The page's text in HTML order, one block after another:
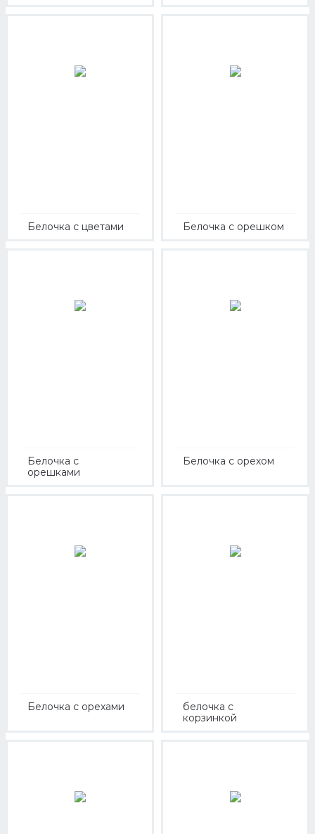
Белочка с цветами Белочка с орешком
Белочка с
орешками
Белочка с орехом
Белочка с орехами
белочка с
корзинкой